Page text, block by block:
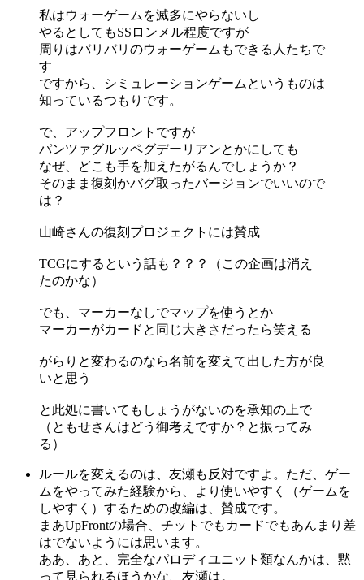
私はウォーゲームを滅多にやらないし
やるとしてもSSロンメル程度ですが
周りはバリバリのウォーゲームもできる人たちで
す
ですから、シミュレーションゲームというものは
知っているつもりです。
で、アップフロントですが
パンツァグルッペグデーリアンとかにしても
なぜ、どこも手を加えたがるんでしょうか？
そのまま復刻かバグ取ったバージョンでいいので
は？
山崎さんの復刻プロジェクトには賛成
TCGにするという話も？？？（この企画は消え
たのかな）
でも、マーカーなしでマップを使うとか
マーカーがカードと同じ大きさだったら笑える
がらりと変わるのなら名前を変えて出した方が良
いと思う
と此処に書いてもしょうがないのを承知の上で
（ともせさんはどう御考えですか？と振ってみ
る）
ルールを変えるのは、友瀬も反対ですよ。ただ、ゲー
ムをやってみた経験から、より使いやすく（ゲームを
しやすく）するための改編は、賛成です。
まあUpFrontの場合、チットでもカードでもあんまり差
はでないようには思います。
ああ、あと、完全なパロディユニット類なんかは、黙
って見られるほうかな、友瀬は。